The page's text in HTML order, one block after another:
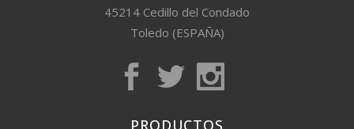
45214 Cedillo del Condado
Toledo (ESPAÑA)
PRODUCTOS